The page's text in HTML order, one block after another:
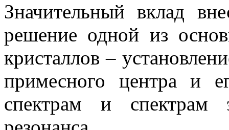
Значительный вклад
решение одной из
кристаллов –
примесного центра и
спектрам и спектрам